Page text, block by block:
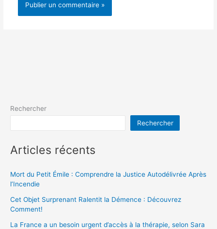
Rechercher
Rechercher
Articles récents
Mort du Petit Émile : Comprendre la Justice Autodélivrée Après
l’Incendie
Cet Objet Surprenant Ralentit la Démence : Découvrez
Comment!
La France a un besoin urgent d’accès à la thérapie, selon Sara